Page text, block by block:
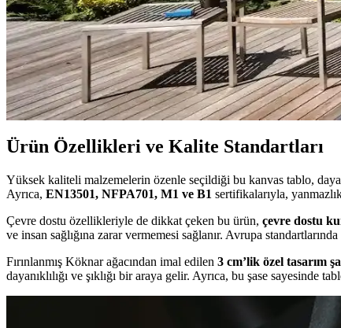
Hermes Dekor Ürünleri İncelemesi: Ella'dan
Ella satıcısından alınan Hermes dekor ürünleri, yüksek deri
Veranda Dekorasyonunda Bitki Seçimi,
Veranda dekorasyonunda bitkiler, halılar, aydınlatma ve
Ürün Özellikleri ve Kalite Standartları
Yüksek kaliteli malzemelerin özenle seçildiği bu kanvas tablo,
Ayrıca, EN13501, NFPA701, M1 ve B1 sertifikalarıyla,
Çevre dostu özellikleriyle de dikkat çeken bu ürün, çevre dostu
ve insan sağlığına zarar vermemesi sağlanır. Avrupa
Fırınlanmış Köknar ağacından imal edilen 3 cm’lik özel tasarım
dayanıklılığı ve şıklığı bir araya gelir. Ayrıca, bu şase